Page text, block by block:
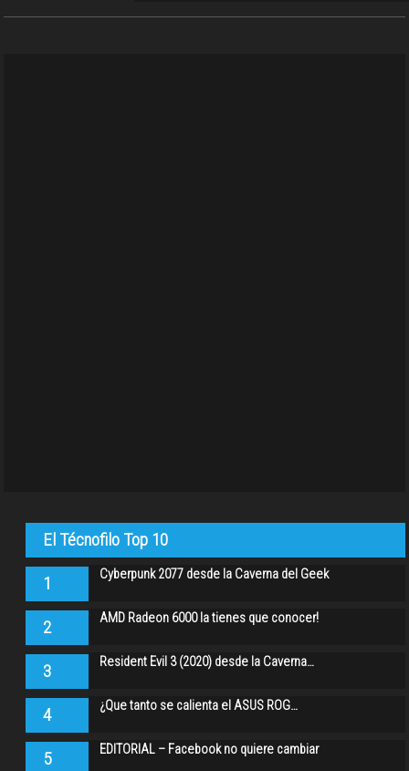
El Técnofilo Top 10
1 Cyberpunk 2077 desde la Caverna del Geek
2 AMD Radeon 6000 la tienes que conocer!
3 Resident Evil 3 (2020) desde la Caverna…
4 ¿Que tanto se calienta el ASUS ROG…
5 EDITORIAL – Facebook no quiere cambiar